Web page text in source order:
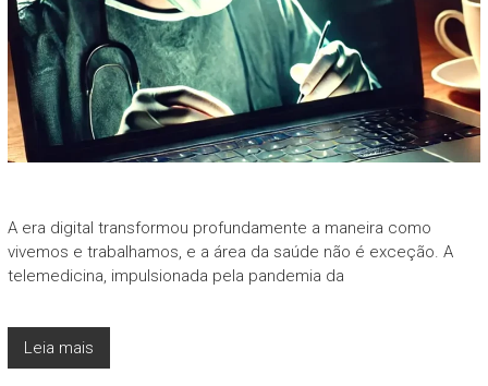
A era digital transformou profundamente a maneira como
vivemos e trabalhamos, e a área da saúde não é exceção. A
telemedicina, impulsionada pela pandemia da
Leia mais